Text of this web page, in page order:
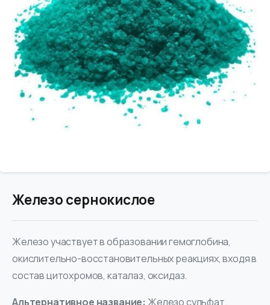
Железо сернокислое
Железо участвует в образовании гемоглобина,
окислительно-восстановительных реакциях, входя в
состав цитохромов, каталаз, оксидаз.
Альтернативное название: Железо сульфат.